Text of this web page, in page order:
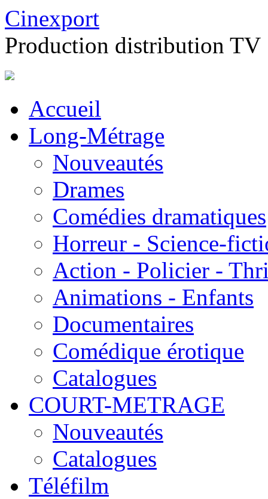
Cinexport
Production distribution TV
Accueil
Long-Métrage
Nouveautés
Drames
Comédies dramatiques
Horreur - Science-
Action - Policier -
Animations - Enfants
Documentaires
Comédique érotique
Catalogues
COURT-METRAGE
Nouveautés
Catalogues
Téléfilm